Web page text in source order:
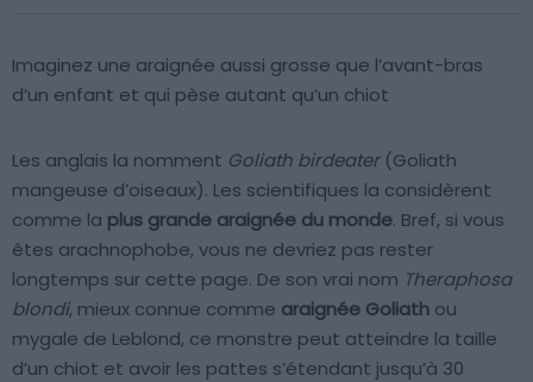
Imaginez une araignée aussi grosse que l’avant-bras
d’un enfant et qui pèse autant qu’un chiot
Les anglais la nomment Goliath birdeater(Goliath
mangeuse d’oiseaux). Les scientifiques la considèrent
comme la plus grande araignée du monde. Bref, si vous
êtes arachnophobe, vous ne devriez pas rester
longtemps sur cette page. De son vrai nom Theraphosa
blondi, mieux connue comme araignée Goliath ou
mygale de Leblond, ce monstre peut atteindre la taille
d’un chiot et avoir les pattes s’étendant jusqu’à 30